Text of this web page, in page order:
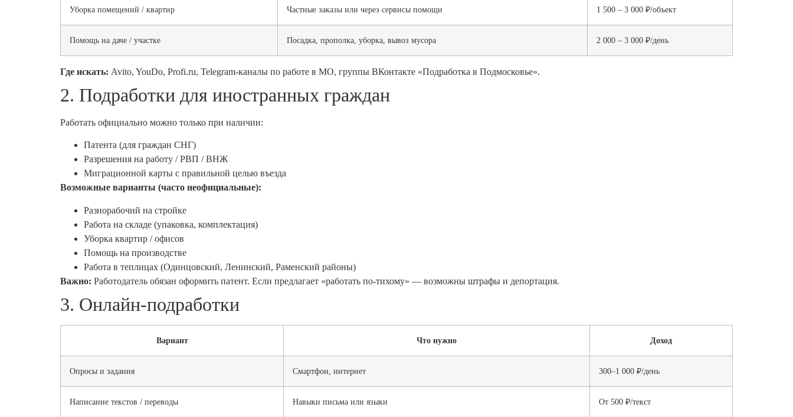
Уборка помещений / квартир Частные заказы или через сервисы помощи 1 500 – 3 000 ₽/объект
Помощь на даче / участке Посадка, прополка, уборка, вывоз мусора 2 000 – 3 000 ₽/день
Где искать: Avito, YouDo, Profi.ru, Telegram-каналы по работе в МО, группы ВКонтакте «Подработка в Подмосковье».
2. Подработки для иностранных граждан
Работать официально можно только при наличии:
Патента (для граждан СНГ)
Разрешения на работу / РВП / ВНЖ
Миграционной карты с правильной целью въезда
Возможные варианты (часто неофициальные):
Разнорабочий на стройке
Работа на складе (упаковка, комплектация)
Уборка квартир / офисов
Помощь на производстве
Работа в теплицах (Одинцовский, Ленинский, Раменский районы)
Важно: Работодатель обязан оформить патент. Если предлагает «работать по-тихому» — возможны штрафы и депортация.
3. Онлайн-подработки
Вариант Что нужно Доход
Опросы и задания Смартфон, интернет 300–1 000 ₽/день
Написание текстов / переводы Навыки письма или языки От 500 ₽/текст